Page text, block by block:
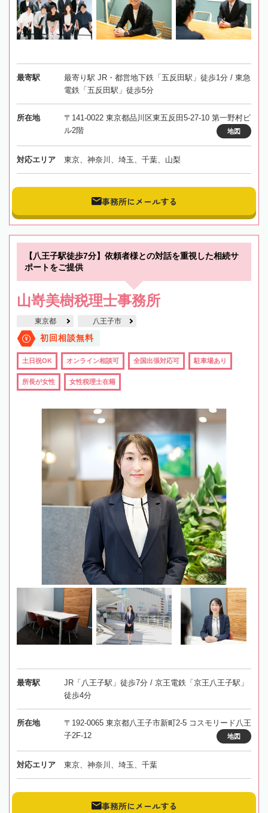
最寄駅
最寄り駅 JR・都営地下鉄「五反田駅」徒歩1分 / 東急
電鉄「五反田駅」徒歩5分
所在地
〒141-0022 東京都品川区東五反田5-27-10 第一野村ビ
ル2階
地図
対応エリア 東京、神奈川、埼玉、千葉、山梨
事務所にメールする
【八王子駅徒歩7分】依頼者様との対話を重視した相続サ
ポートをご提供
山嵜美樹税理士事務所
東京都 八王子市
初回相談無料
土日祝OK オンライン相談可 全国出張対応可 駐車場あり
所長が女性 女性税理士在籍
最寄駅
JR「八王子駅」徒歩7分 / 京王電鉄「京王八王子駅」
徒歩4分
所在地
〒192-0065 東京都八王子市新町2-5 コスモリード八王
子2F-12
地図
対応エリア 東京、神奈川、埼玉、千葉
事務所にメールする